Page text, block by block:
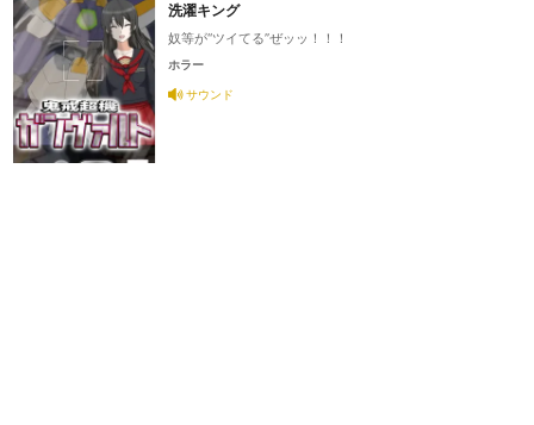
洗濯キング
奴等が“ツイてる”ぜッッ！！！
ホラー
サウンド